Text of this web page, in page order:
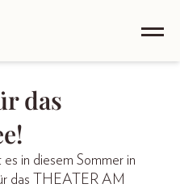
das
in diesem Sommer in
das THEATER AM